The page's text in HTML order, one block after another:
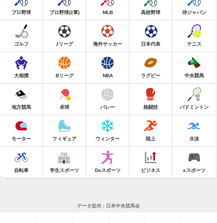
プロ野球 プロ野球(2軍) MLB 高校野球 侍ジャパン
ゴルフ Jリーグ 海外サッカー 日本代表 テニス
大相撲 Bリーグ NBA ラグビー 中央競馬
地方競馬 卓球 バレー 格闘技 バドミントン
モーター フィギュア ウィンター 陸上 水泳
自転車 学生スポーツ Doスポーツ ビジネス eスポーツ
データ提供：日本中央競馬会